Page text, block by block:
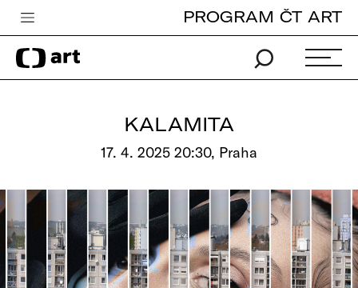
Česká televize
Zpravodajství
Pro děti
edu
Vše o ČT
PROGRAM ČT ART
KALAMITA
17. 4. 2025 20:30, Praha